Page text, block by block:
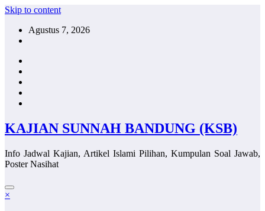
Skip to content
Agustus 7, 2026
KAJIAN SUNNAH BANDUNG (KSB)
Info Jadwal Kajian, Artikel Islami Pilihan, Kumpulan Soal Jawab,
Poster Nasihat
×